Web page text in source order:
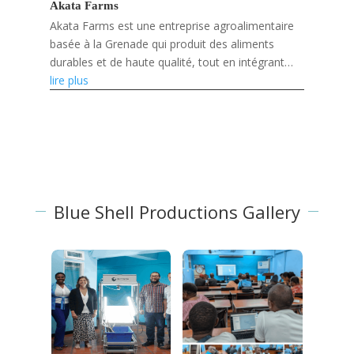
Akata Farms
Akata Farms est une entreprise agroalimentaire
basée à la Grenade qui produit des aliments
durables et de haute qualité, tout en intégrant
l'innovation numérique et en soutenant les
lire plus
Blue Shell Productions Gallery